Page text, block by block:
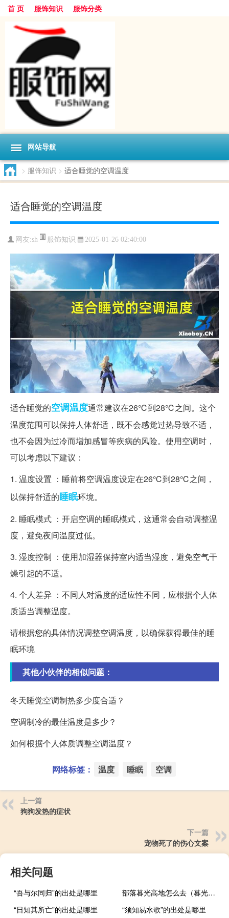
首 页 服饰知识 服饰分类
网站导航
> 服饰知识 > 适合睡觉的空调温度
适合睡觉的空调温度
网友:sh 服饰知识 2025-01-26 02:40:00
适合睡觉的空调温度通常建议在26℃到28℃之间。这个
温度范围可以保持人体舒适，既不会感觉过热导致不适，
也不会因为过冷而增加感冒等疾病的风险。使用空调时，
可以考虑以下建议：
1. 温度设置 ：睡前将空调温度设定在26℃到28℃之间，
以保持舒适的睡眠环境。
2. 睡眠模式 ：开启空调的睡眠模式，这通常会自动调整温
度，避免夜间温度过低。
3. 湿度控制 ：使用加湿器保持室内适当湿度，避免空气干
燥引起的不适。
4. 个人差异 ：不同人对温度的适应性不同，应根据个人体
质适当调整温度。
请根据您的具体情况调整空调温度，以确保获得最佳的睡
眠环境
其他小伙伴的相似问题：
冬天睡觉空调制热多少度合适？
空调制冷的最佳温度是多少？
如何根据个人体质调整空调温度？
网络标签： 温度 睡眠 空调
上一篇
狗狗发热的症状
下一篇
宠物死了的伤心文案
相关问题
“吾与尔同归”的出处是哪里
部落暮光高地怎么去（暮光高地怎么去）
“日知其所亡”的出处是哪里
“须知易水歌”的出处是哪里